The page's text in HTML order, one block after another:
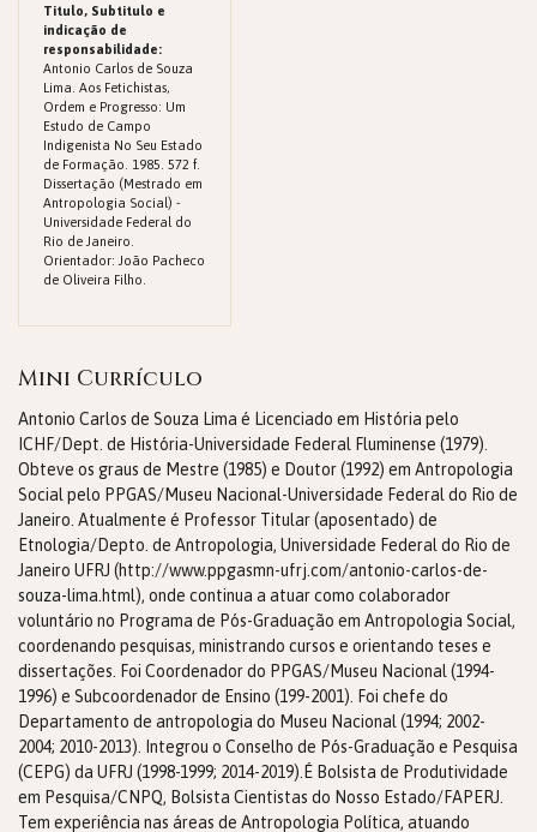
Titulo, Subtitulo e
indicação de
responsabilidade:
Antonio Carlos de Souza
Lima. Aos Fetichistas,
Ordem e Progresso: Um
Estudo de Campo
Indigenista No Seu Estado
de Formação. 1985. 572 f.
Dissertação (Mestrado em
Antropologia Social) -
Universidade Federal do
Rio de Janeiro.
Orientador: João Pacheco
de Oliveira Filho.
Mini Currículo
Antonio Carlos de Souza Lima é Licenciado em História pelo
ICHF/Dept. de História-Universidade Federal Fluminense (1979).
Obteve os graus de Mestre (1985) e Doutor (1992) em Antropologia
Social pelo PPGAS/Museu Nacional-Universidade Federal do Rio de
Janeiro. Atualmente é Professor Titular (aposentado) de
Etnologia/Depto. de Antropologia, Universidade Federal do Rio de
Janeiro UFRJ (http://www.ppgasmn-ufrj.com/antonio-carlos-de-
souza-lima.html), onde continua a atuar como colaborador
voluntário no Programa de Pós-Graduação em Antropologia Social,
coordenando pesquisas, ministrando cursos e orientando teses e
dissertações. Foi Coordenador do PPGAS/Museu Nacional (1994-
1996) e Subcoordenador de Ensino (199-2001). Foi chefe do
Departamento de antropologia do Museu Nacional (1994; 2002-
2004; 2010-2013). Integrou o Conselho de Pós-Graduação e Pesquisa
(CEPG) da UFRJ (1998-1999; 2014-2019).É Bolsista de Produtividade
em Pesquisa/CNPQ, Bolsista Cientistas do Nosso Estado/FAPERJ.
Tem experiência nas áreas de Antropologia Política, atuando